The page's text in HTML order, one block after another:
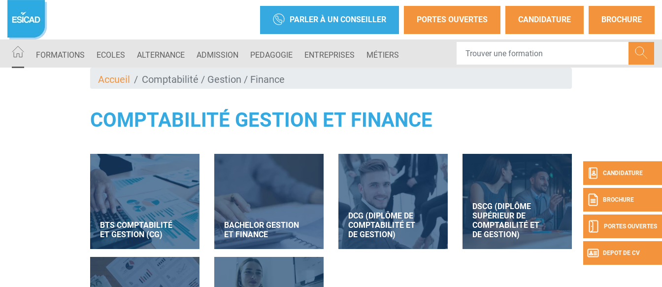
contenu
PARLER À UN CONSEILLER PORTES OUVERTES CANDIDATURE BROCHURE
FORMATIONS ECOLES ALTERNANCE ADMISSION PEDAGOGIE ENTREPRISES MÉTIERS
CANDIDATURE
BROCHURE
PORTES OUVERTES
DEPOT DE CV
Accueil Comptabilité / Gestion / Finance
COMPTABILITÉ GESTION ET FINANCE
BTS COMPTABILITÉ
ET GESTION (CG)
BACHELOR GESTION
ET FINANCE
DCG (DIPLÔME DE
COMPTABILITÉ ET
DE GESTION)
DSCG (DIPLÔME
SUPÉRIEUR DE
COMPTABILITÉ ET
DE GESTION)